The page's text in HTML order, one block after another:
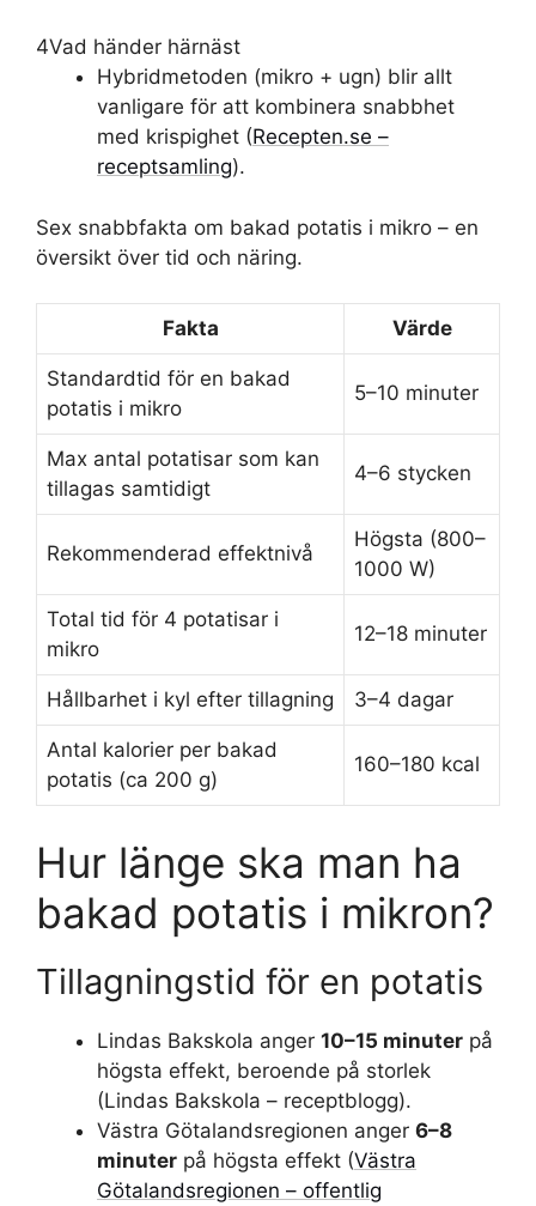
4Vad händer härnäst
Hybridmetoden (mikro + ugn) blir allt
vanligare för att kombinera snabbhet
med krispighet (Recepten.se –
receptsamling).
Sex snabbfakta om bakad potatis i mikro – en
översikt över tid och näring.
Fakta Värde
Standardtid för en bakad
potatis i mikro
5–10 minuter
Max antal potatisar som kan
tillagas samtidigt
4–6 stycken
Rekommenderad effektnivå
Högsta (800–
1000 W)
Total tid för 4 potatisar i
mikro
12–18 minuter
Hållbarhet i kyl efter tillagning 3–4 dagar
Antal kalorier per bakad
potatis (ca 200 g)
160–180 kcal
Hur länge ska man ha
bakad potatis i mikron?
Tillagningstid för en potatis
Lindas Bakskola anger 10–15 minuter på
högsta effekt, beroende på storlek
(Lindas Bakskola – receptblogg).
Västra Götalandsregionen anger 6–8
minuter på högsta effekt (Västra
Götalandsregionen – offentlig